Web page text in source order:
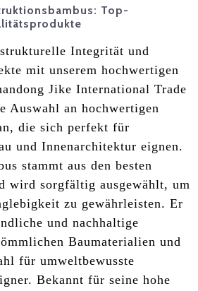
Top-
Integrität und
mit unserem hochwertigen
Jike International Trade
Auswahl an hochwertigen
die sich perfekt für
und Innenarchitektur eignen.
stammt aus den besten
wird sorgfältig ausgewählt, um
zu gewährleisten. Er
und nachhaltige
Baumaterialien und
für umweltbewusste
Bekannt für seine hohe